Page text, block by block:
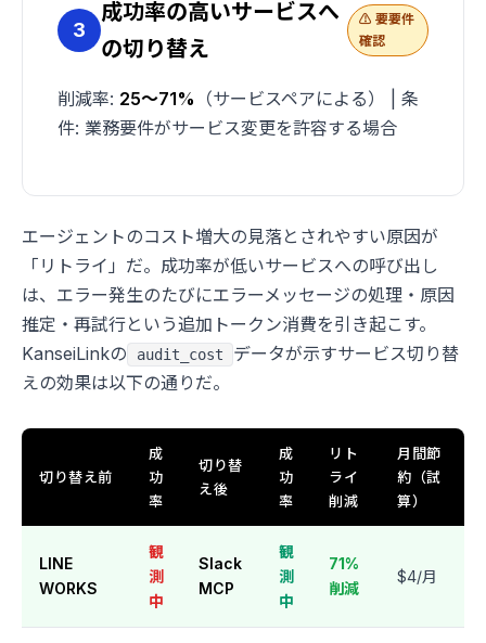
3
成功率の高いサービスへ
の切り替え
⚠️ 要要件
確認
削減率: 25〜71% （サービスペアによる） | 条
件: 業務要件がサービス変更を許容する場合
エージェントのコスト増大の見落とされやすい原因が
「リトライ」だ。成功率が低いサービスへの呼び出し
は、エラー発生のたびにエラーメッセージの処理・原因
推定・再試行という追加トークン消費を引き起こす。
KanseiLinkの
audit_cost
データが示すサービス切り替
えの効果は以下の通りだ。
切り替え前
成
功
率
切り替
え後
成
功
率
リト
ライ
削減
月間節
約（試
算）
LINE
WORKS
観
測
中
Slack
MCP
観
測
中
71%
削減
$4/月